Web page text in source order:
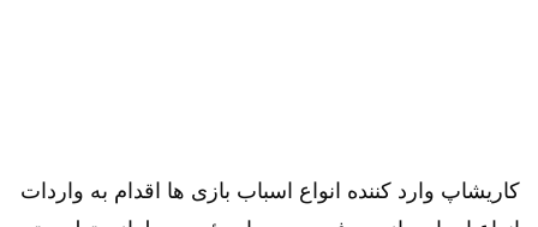
کاریشاپ وارد کننده انواع اسباب بازی ها اقدام به واردات